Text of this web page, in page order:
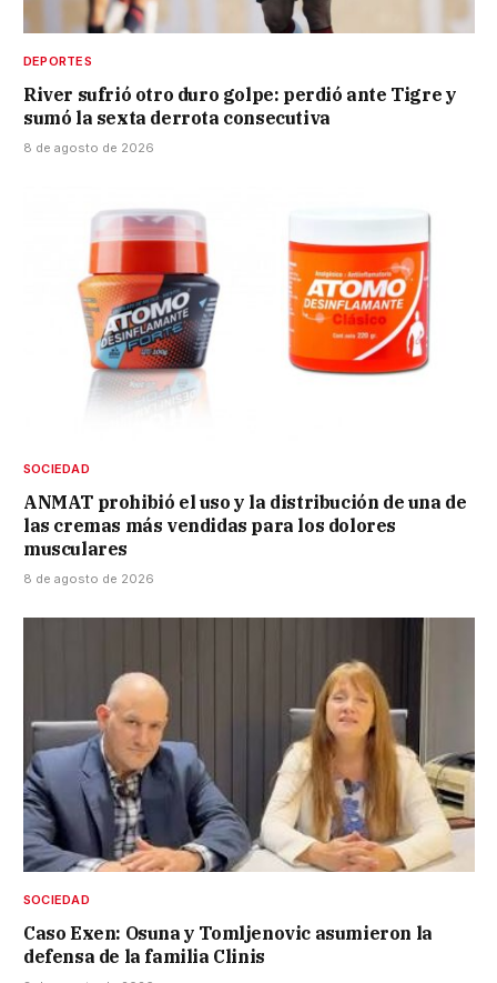
DEPORTES
River sufrió otro duro golpe: perdió ante Tigre y
sumó la sexta derrota consecutiva
8 de agosto de 2026
SOCIEDAD
ANMAT prohibió el uso y la distribución de una de
las cremas más vendidas para los dolores
musculares
8 de agosto de 2026
SOCIEDAD
Caso Exen: Osuna y Tomljenovic asumieron la
defensa de la familia Clinis